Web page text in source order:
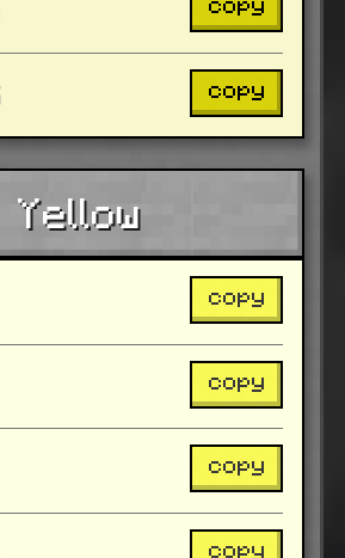
copy
Yellow
copy
copy
copy
copy